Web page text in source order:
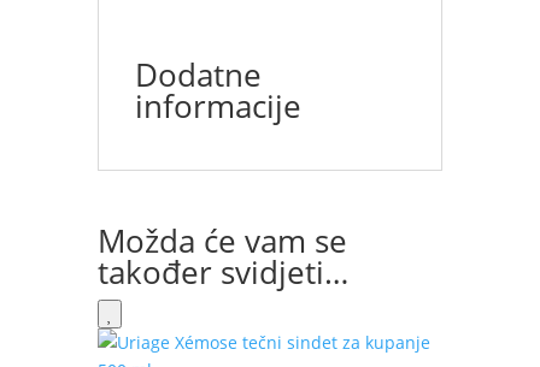
Dodatne
informacije
Možda će vam se
također svidjeti…